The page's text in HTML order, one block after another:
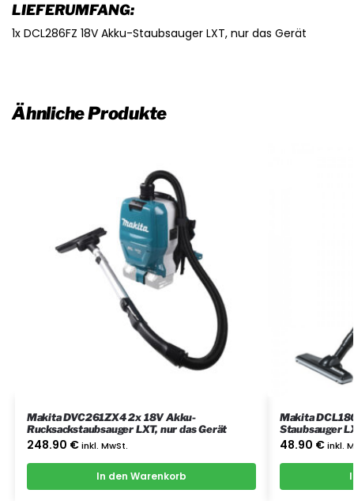
LIEFERUMFANG:
1x DCL286FZ 18V Akku-Staubsauger LXT, nur das Gerät
Ähnliche Produkte
Makita DVC261ZX4 2x 18V Akku-
Rucksackstaubsauger LXT, nur das Gerät
248.90 € inkl. MwSt.
In den Warenkorb
Makita
Staubsauger
48.90 € inkl.